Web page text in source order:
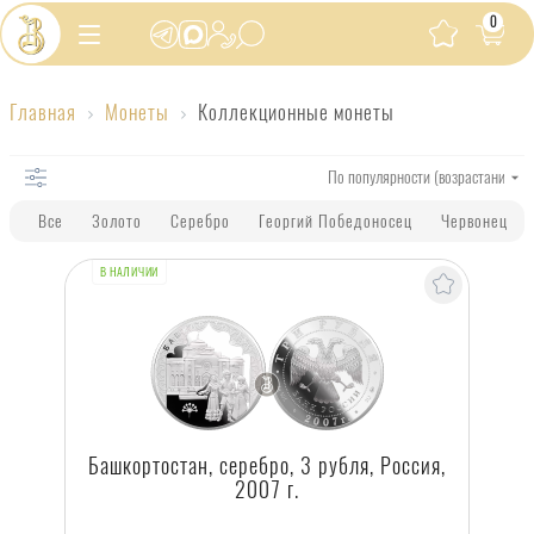
0
монеты
Главная Монеты Коллекционные монеты
Все Золото Серебро Георгий Победоносец Червонец
В НАЛИЧИИ
Башкортостан, серебро, 3 рубля, Россия,
2007 г.